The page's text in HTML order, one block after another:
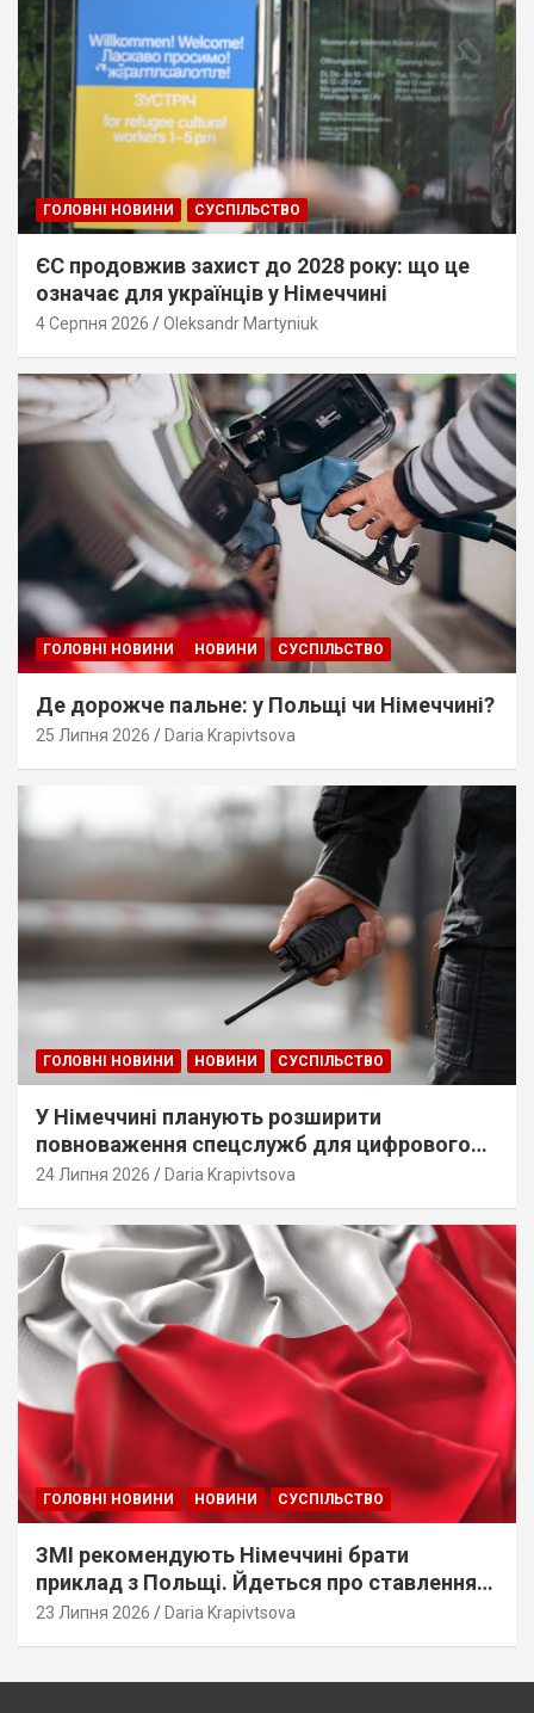
ГОЛОВНІ НОВИНИ СУСПІЛЬСТВО
ЄС продовжив захист до 2028 року: що це
означає для українців у Німеччині
4 Серпня 2026 Oleksandr Martyniuk
ГОЛОВНІ НОВИНИ НОВИНИ СУСПІЛЬСТВО
Де дорожче пальне: у Польщі чи Німеччині?
25 Липня 2026 Daria Krapivtsova
ГОЛОВНІ НОВИНИ НОВИНИ СУСПІЛЬСТВО
У Німеччині планують розширити
повноваження спецслужб для цифрового
стеження
24 Липня 2026 Daria Krapivtsova
ГОЛОВНІ НОВИНИ НОВИНИ СУСПІЛЬСТВО
ЗМІ рекомендують Німеччині брати
приклад з Польщі. Йдеться про ставлення
до українців
23 Липня 2026 Daria Krapivtsova